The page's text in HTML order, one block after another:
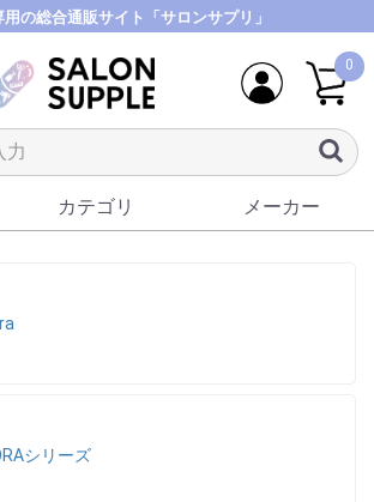
用の総合通販サイト「サロンサプリ」
0
カテゴリ メーカー
シリーズ